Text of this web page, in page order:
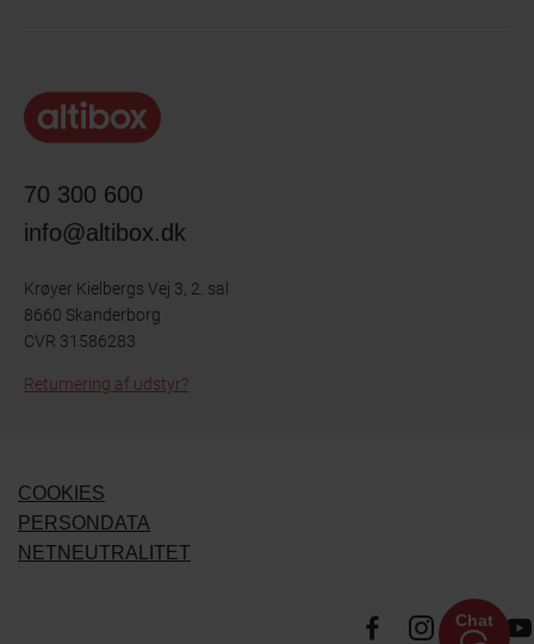
70 300 600
info@altibox.dk
Krøyer Kielbergs Vej 3, 2. sal
8660 Skanderborg
CVR 31586283
Returnering af udstyr?
COOKIES
PERSONDATA
NETNEUTRALITET
Chat